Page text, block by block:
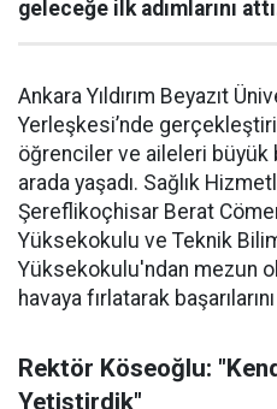
geleceğe ilk adımlarını
Ankara Yıldırım Beyazıt
Yerleşkesi’nde
öğrenciler ve aileleri
arada yaşadı. Sağlık
Şereflikoçhisar Berat
Yüksekokulu ve Teknik
Yüksekokulu'ndan mezun
havaya fırlatarak
Rektör Köseoğlu:
Yetiştirdik"